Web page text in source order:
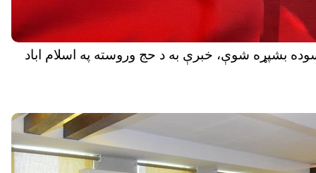
بشپړه شوې، خبرې به د حج وروسته په اسلام اباد